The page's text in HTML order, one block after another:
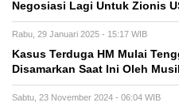
Negosiasi Lagi Untuk Zionis
Rabu, 29 Januari 2025 - 15:17 WIB
Kasus Terduga HM Mulai
Disamarkan Saat Ini Oleh
Sabtu, 23 November 2024 - 06:04 WIB